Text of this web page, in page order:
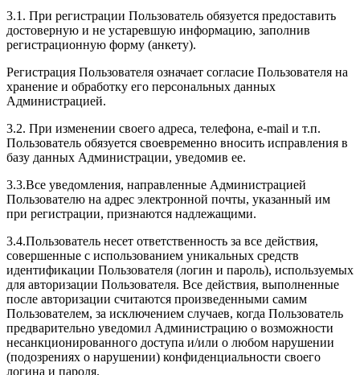
3.1. При регистрации Пользователь обязуется предоставить
достоверную и не устаревшую информацию, заполнив
регистрационную форму (анкету).
Регистрация Пользователя означает согласие Пользователя на
хранение и обработку его персональных данных
Администрацией.
3.2. При изменении своего адреса, телефона, e-mail и т.п.
Пользователь обязуется своевременно вносить исправления в
базу данных Администрации, уведомив ее.
3.3.Все уведомления, направленные Администрацией
Пользователю на адрес электронной почты, указанный им
при регистрации, признаются надлежащими.
3.4.Пользователь несет ответственность за все действия,
совершенные с использованием уникальных средств
идентификации Пользователя (логин и пароль), используемых
для авторизации Пользователя. Все действия, выполненные
после авторизации считаются произведенными самим
Пользователем, за исключением случаев, когда Пользователь
предварительно уведомил Администрацию о возможности
несанкционированного доступа и/или о любом нарушении
(подозрениях о нарушении) конфиденциальности своего
логина и пароля.